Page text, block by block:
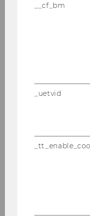
o. Univ.Prof. Dr.
Mitteilungsblatt
43)
__cf_bm
_uetvid